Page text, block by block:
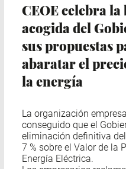
CEOE celebra la
acogida del
sus propuestas
abaratar el
la energía
La organización
conseguido que el
eliminación definitiva
7 % sobre el Valor de la
Energía Eléctrica.